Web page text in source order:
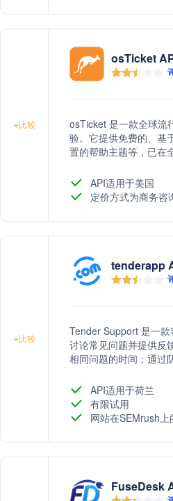
+比较
osTicket
osTicket 是一款全球流
验。它提供免费的、基
置的帮助主题等，已在
API适用于美国
定价方式为商务咨
+比较
tenderapp
Tender Support 是一
讨论常见问题并提供反
相同问题的时间；通过
服务，提升客户体验。
API适用于荷兰
有限试用
网站在SEMrush
FuseDesk